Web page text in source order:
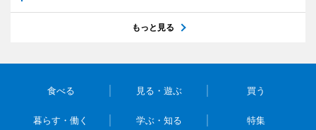
もっと見る
食べる 見る・遊ぶ 買う
暮らす・働く 学ぶ・知る 特集